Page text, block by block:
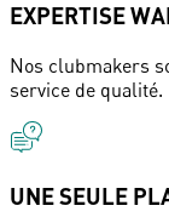
EXPERTISE
Nos clubmakers
service de qualité.
UNE SEULE